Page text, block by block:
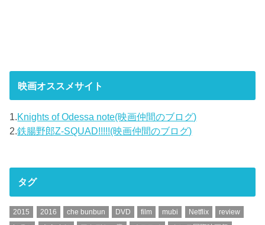
映画オススメサイト
1.Knights of Odessa note(映画仲間のブログ)
2.鉄腸野郎Z-SQUAD!!!!!(映画仲間のブログ)
タグ
2015 2016 che bunbun DVD film mubi Netflix
review